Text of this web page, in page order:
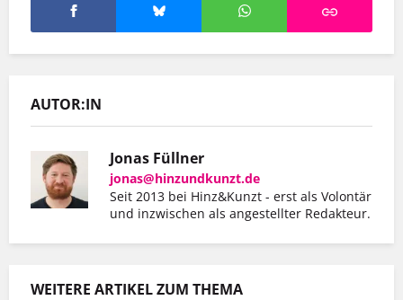
AUTOR:IN
Jonas Füllner
jonas@hinzundkunzt.de
Seit 2013 bei Hinz&Kunzt - erst als Volontär
und inzwischen als angestellter Redakteur.
WEITERE ARTIKEL ZUM THEMA